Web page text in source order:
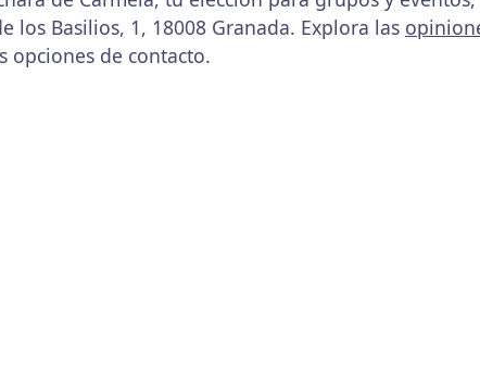
los Basilios, 1, 18008 Granada. Explora las
opciones de contacto.